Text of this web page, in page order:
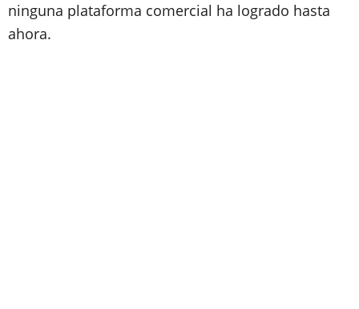
ninguna plataforma comercial ha logrado hasta
ahora.